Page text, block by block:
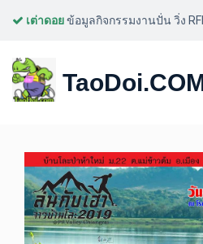
เต่าดอยข้อมูลกิจกรรมงานปั่น วิ่ง
ล่นกับเฮาจาว